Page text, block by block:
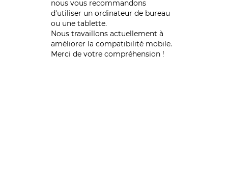
nous vous recommandons
d'utiliser un ordinateur de bureau
ou une tablette.
Nous travaillons actuellement à
améliorer la compatibilité mobile.
Merci de votre compréhension !